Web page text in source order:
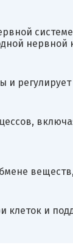
нервной
и
клеток и